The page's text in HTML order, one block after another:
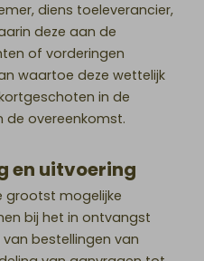
diens toeleverancier,
deze aan de
of vorderingen
waartoe deze wettelijk
in de
de overeenkomst.
en uitvoering
mogelijke
bij het in ontvangst
bestellingen van